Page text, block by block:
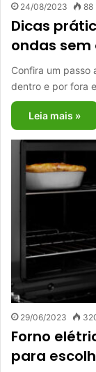
24/08/2023 88
Dicas
ondas sem
Confira um passo
dentro e por fora
Leia mais »
29/06/2023
Forno
para